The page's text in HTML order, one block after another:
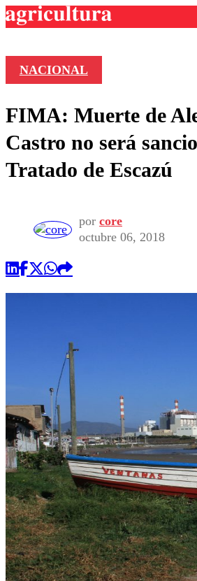
Frecuencias
Agricultura TV
Deportes
Colo Colo
Seleccion Chilena
Entretención
Economía
Publicaciones en
Opinión
NACIONAL
FIMA: Muerte de
Castro no será
Tratado de Escazú
por core
octubre 06, 2018